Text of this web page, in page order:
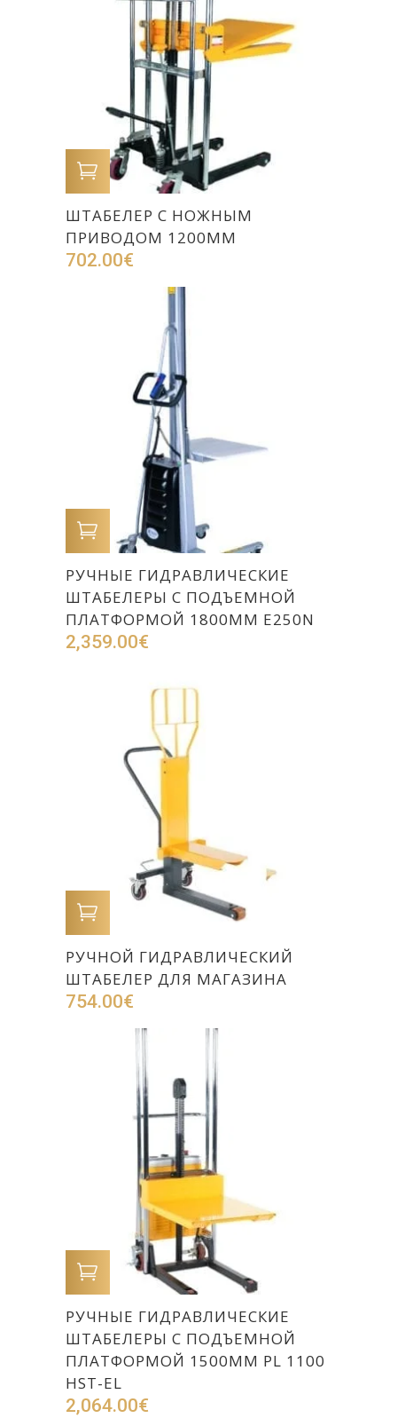
В КОРЗИНУ
ШТАБЕЛЕР С НОЖНЫМ
ПРИВОДОМ 1200ММ
702.00€
В КОРЗИНУ
РУЧНЫЕ ГИДРАВЛИЧЕСКИЕ
ШТАБЕЛЕРЫ С ПОДЪЕМНОЙ
ПЛАТФОРМОЙ 1800ММ E250N
2,359.00€
РУЧНОЙ ГИДРАВЛИЧЕСКИЙ
ШТАБЕЛЕР ДЛЯ МАГАЗИНА
754.00€
В КОРЗИНУ
РУЧНЫЕ ГИДРАВЛИЧЕСКИЕ
ШТАБЕЛЕРЫ С ПОДЪЕМНОЙ
ПЛАТФОРМОЙ 1500ММ PL 1100
HST-EL
2,064.00€